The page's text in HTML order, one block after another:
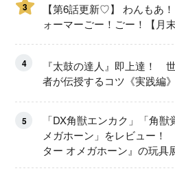
3
【第6話更新♡】 わんもあ
ォーマーごー！ごー！【月末
4
『太鼓の達人』即上達！
者が伝授するコツ《実践編》
5
「DX角獣エンカク」「角獣
メガホーン」をレビュー
ター オメガホーン』の玩具
ート！